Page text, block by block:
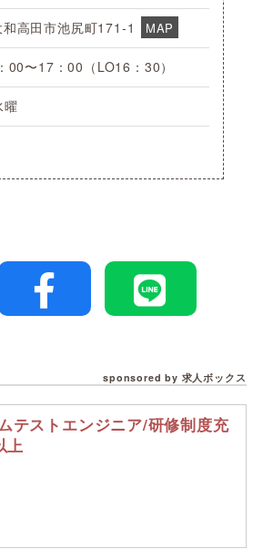
高田市池尻町171-1 MAP
00〜17：00（LO16：30）
曜
sponsored by 求人ボックス
テストエンジニア/研修制度充
上